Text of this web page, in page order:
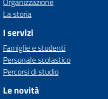
La storia
I servizi
Famiglie e studenti
Personale scolastico
Percorsi di studio
Le novità